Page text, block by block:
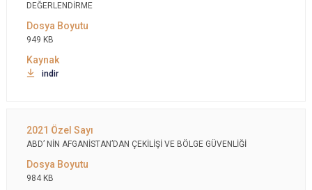
DEĞERLENDİRME
949 KB
indir
ABD’ NİN AFGANİSTAN’DAN ÇEKİLİŞİ VE BÖLGE GÜVENLİĞİ
984 KB